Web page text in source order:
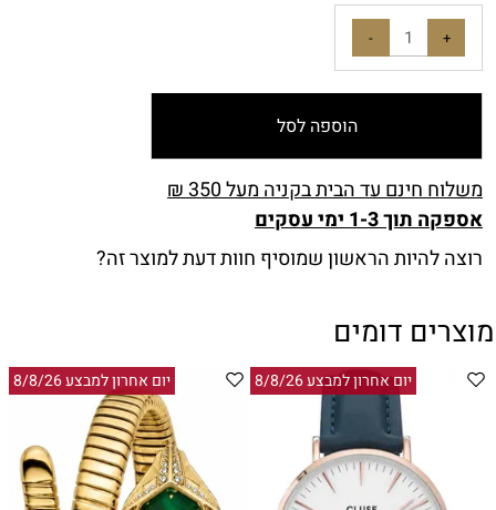
הוספה לסל
משלוח חינם עד הבית בקניה מעל 350 ₪
אספקה תוך 1-3 ימי עסקים
רוצה להיות הראשון שמוסיף חוות דעת למוצר זה?
מוצרים דומים
יום אחרון למבצע 8/8/26 יום אחרון למבצע 8/8/26